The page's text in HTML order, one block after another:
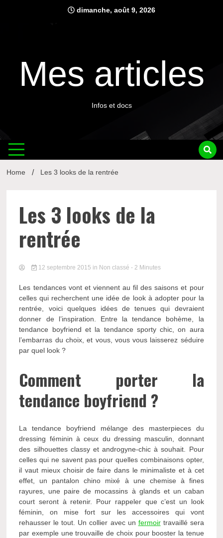
dimanche, août 9, 2026
Mes articles
Infos et docs
Home Les 3 looks de la rentrée
Les 3 looks de la
rentrée
12 septembre 2015 in Non classé - 2 Minutes
Les tendances vont et viennent au fil des saisons et pour
celles qui recherchent une idée de look à adopter pour la
rentrée, voici quelques idées de tenues qui devraient
donner de l’inspiration. Entre la tendance bohème, la
tendance boyfriend et la tendance sporty chic, on aura
l’embarras du choix, et vous, vous vous laisserez séduire
par quel look ?
Comment porter la
tendance boyfriend ?
La tendance boyfriend mélange des masterpieces du
dressing féminin à ceux du dressing masculin, donnant
des silhouettes classy et androgyne-chic à souhait. Pour
celles qui ne savent pas pour quelles combinaisons opter,
il vaut mieux choisir de faire dans le minimaliste et à cet
effet, un pantalon chino mixé à une chemise à fines
rayures, une paire de mocassins à glands et un caban
court seront à retenir. Pour rappeler que c’est un look
féminin, on mise fort sur les accessoires qui vont
rehausser le tout. Un collier avec un fermoirtravaillé sera
par exemple une trouvaille de choix pour booster la tenue